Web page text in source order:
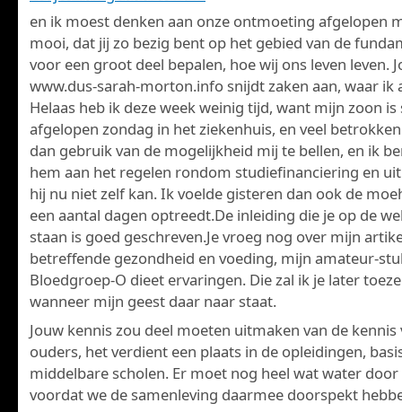
en ik moest denken aan onze ontmoeting afgelopen
mooi, dat jij zo bezig bent op het gebied van de
voor een groot deel bepalen, hoe wij ons leven leven.
www.dus-sarah-morton.info snijdt zaken aan, waar ik
Helaas heb ik deze week weinig tijd, want mijn zoon is
afgelopen zondag in het ziekenhuis, en veel
dan gebruik van de mogelijkheid mij te bellen, en ik
hem aan het regelen rondom studiefinanciering en
hij nu niet zelf kan. Ik voelde gisteren dan ook de
een aantal dagen optreedt.De inleiding die je op de
staan is goed geschreven.Je vroeg nog over mijn
betreffende gezondheid en voeding, mijn amateur-
Bloedgroep-O dieet ervaringen. Die zal ik je later
wanneer mijn geest daar naar staat.
Jouw kennis zou deel moeten uitmaken van de kennis
ouders, het verdient een plaats in de opleidingen,
middelbare scholen. Er moet nog heel wat water door
voordat we de samenleving daarmee doorspekt